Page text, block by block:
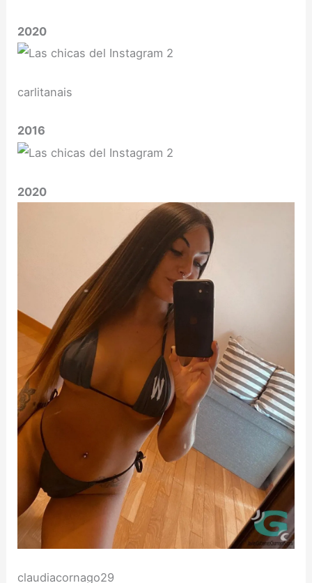
2020
carlitanais
2016
2020
claudiacornago29